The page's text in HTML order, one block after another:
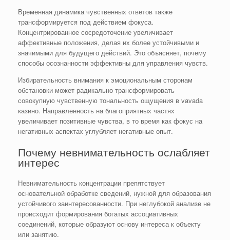
Временная динамика чувственных ответов также
трансформируется под действием фокуса.
Концентрированное сосредоточение увеличивает
аффективные положения, делая их более устойчивыми и
значимыми для будущего действий. Это объясняет, почему
способы осознанности эффективны для управления чувств.
Избирательность внимания к эмоциональным сторонам
обстановки может радикально трансформировать
совокупную чувственную тональность ощущения в vavada
казино. Направленность на благоприятных частях
увеличивает позитивные чувства, в то время как фокус на
негативных аспектах углубляет негативные опыт.
Почему невнимательность ослабляет
интерес
Невнимательность концентрации препятствует
основательной обработке сведений, нужной для образования
устойчивого заинтересованности. При неглубокой анализе не
происходит формирования богатых ассоциативных
соединений, которые образуют основу интереса к объекту
или занятию.